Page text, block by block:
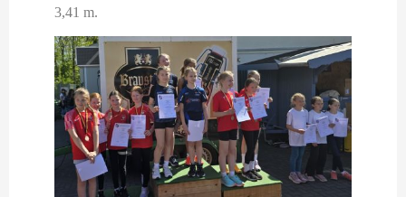
3,41 m.